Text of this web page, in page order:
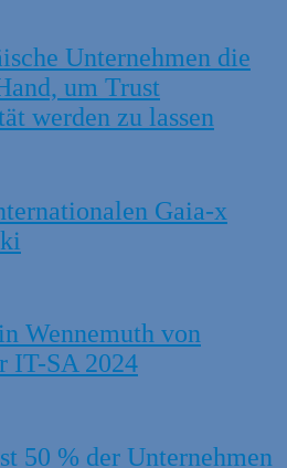
Unternehmen die
um Trust
werden zu lassen
Gaia-x
Wennemuth von
IT-SA 2024
50 % der Unternehmen